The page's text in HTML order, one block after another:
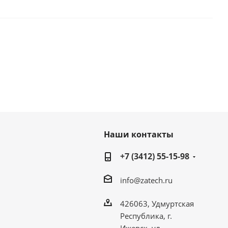
Наши контакты
+7 (3412) 55-15-98
info@zatech.ru
426063, Удмуртская
Республика, г.